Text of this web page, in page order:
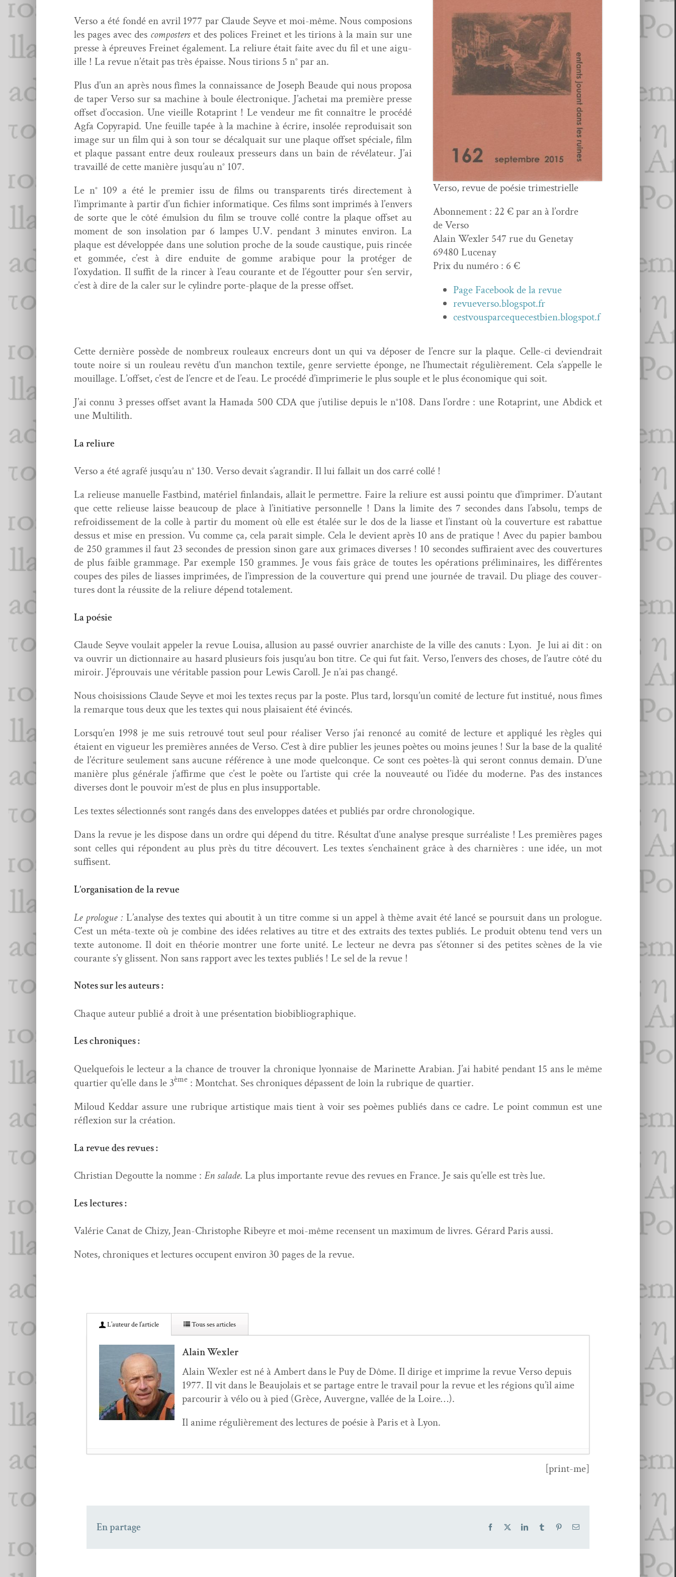
Ver­so a été fondé en avril 1977 par Claude Seyve et moi-même. Nous com­po­sions
les pages avec des com­posterset des polices Freinet et les tiri­ons à la main sur une
presse à épreuves Freinet égale­ment. La reli­ure était faite avec du fil et une aigu­
ille ! La revue n’était pas très épaisse. Nous tiri­ons 5 n° par an.
Plus d’un an après nous fîmes la con­nais­sance de Joseph Beaude qui nous pro­posa
de taper Ver­so sur sa machine à boule élec­tron­ique. J’achetai ma pre­mière presse
off­set d’occasion. Une vieille Rotaprint ! Le vendeur me fit con­naître le procédé
Agfa Copy­rapid. Une feuille tapée à la machine à écrire, insolée repro­dui­sait son
image sur un film qui à son tour se décalquait sur une plaque off­set spé­ciale, film
et plaque pas­sant entre deux rouleaux presseurs dans un bain de révéla­teur. J’ai
tra­vail­lé de cette manière jusqu’au n° 107.
Le n° 109 a été le pre­mier issu de films ou trans­par­ents tirés directe­ment à
l’imprimante à par­tir d’un fichi­er infor­ma­tique. Ces films sont imprimés à l’envers
de sorte que le côté émul­sion du film se trou­ve col­lé con­tre la plaque off­set au
moment de son inso­la­tion par 6 lam­pes U.V. pen­dant 3 min­utes env­i­ron. La
plaque est dévelop­pée dans une solu­tion proche de la soude caus­tique, puis rincée
et gom­mée, c’est à dire enduite de gomme ara­bique pour la pro­téger de
l’oxydation. Il suf­fit de la rin­cer à l’eau courante et de l’égoutter pour s’en servir,
c’est à dire de la caler sur le cylin­dre porte-plaque de la presse offset.
Ver­so, revue de poésie trimestrielle
Abon­nement : 22 € par an à l’or­dre
de Verso
Alain Wexler 547 rue du Genetay
69480 Lucenay
Prix du numéro : 6 €
Page Face­book de la revue
revueverso.blogspot.fr
cestvousparcequecestbien.blogspot.f
Cette dernière pos­sède de nom­breux rouleaux encreurs dont un qui va dépos­er de l’encre sur la plaque. Celle-ci deviendrait
toute noire si un rouleau revê­tu d’un man­chon tex­tile, genre servi­ette éponge, ne l’humectait régulière­ment. Cela s’appelle le
mouil­lage. L’offset, c’est de l’encre et de l’eau. Le procédé d’imprimerie le plus sou­ple et le plus économique qui soit.
J’ai con­nu 3 press­es off­set avant la Hama­da 500 CDA que j’utilise depuis le n°108. Dans l’ordre : une Rotaprint, une Abdick et
une Multilith.
La reliure
Ver­so a été agrafé jusqu’au n° 130. Ver­so devait s’agrandir. Il lui fal­lait un dos car­ré collé !
La relieuse manuelle Fast­bind, matériel fin­landais, allait le per­me­t­tre. Faire la reli­ure est aus­si pointu que d’imprimer. D’autant
que cette relieuse laisse beau­coup de place à l’initiative per­son­nelle ! Dans la lim­ite des 7 sec­on­des dans l’absolu, temps de
refroidisse­ment de la colle à par­tir du moment où elle est étalée sur le dos de la liasse et l’instant où la cou­ver­ture est rabattue
dessus et mise en pres­sion. Vu comme ça, cela paraît sim­ple. Cela le devient après 10 ans de pra­tique ! Avec du papi­er bam­bou
de 250 grammes il faut 23 sec­on­des de pres­sion sinon gare aux gri­maces divers­es ! 10 sec­on­des suf­fi­raient avec des cou­ver­tures
de plus faible gram­mage. Par exem­ple 150 grammes. Je vous fais grâce de toutes les opéra­tions prélim­i­naires, les dif­férentes
coupes des piles de liasses imprimées, de l’impression de la cou­ver­ture qui prend une journée de tra­vail. Du pliage des cou­ver­
tures dont la réus­site de la reli­ure dépend totalement.
La poésie
Claude Seyve voulait appel­er la revue Louisa, allu­sion au passé ouvri­er anar­chiste de la ville des canuts : Lyon. Je lui ai dit : on
va ouvrir un dic­tio­n­naire au hasard plusieurs fois jusqu’au bon titre. Ce qui fut fait. Ver­so, l’envers des choses, de l’autre côté du
miroir. J’éprouvais une véri­ta­ble pas­sion pour Lewis Car­oll. Je n’ai pas changé.
Nous choi­sis­sions Claude Seyve et moi les textes reçus par la poste. Plus tard, lorsqu’un comité de lec­ture fut insti­tué, nous fîmes
la remar­que tous deux que les textes qui nous plai­saient été évincés.
Lorsqu’en 1998 je me suis retrou­vé tout seul pour réalis­er Ver­so j’ai renon­cé au comité de lec­ture et appliqué les règles qui
étaient en vigueur les pre­mières années de Ver­so. C’est à dire pub­li­er les jeunes poètes ou moins jeunes ! Sur la base de la qual­ité
de l’écriture seule­ment sans aucune référence à une mode quel­conque. Ce sont ces poètes-là qui seront con­nus demain. D’une
manière plus générale j’affirme que c’est le poète ou l’artiste qui crée la nou­veauté ou l’idée du mod­erne. Pas des instances
divers­es dont le pou­voir m’est de plus en plus insupportable.
Les textes sélec­tion­nés sont rangés dans des enveloppes datées et pub­liés par ordre chronologique.
Dans la revue je les dis­pose dans un ordre qui dépend du titre. Résul­tat d’une analyse presque sur­réal­iste ! Les pre­mières pages
sont celles qui répon­dent au plus près du titre décou­vert. Les textes s’enchaînent grâce à des charnières : une idée, un mot
suffisent.
L’organisation de la revue
Le pro­logue : L’analyse des textes qui aboutit à un titre comme si un appel à thème avait été lancé se pour­suit dans un pro­logue.
C’est un méta-texte où je com­bine des idées rel­a­tives au titre et des extraits des textes pub­liés. Le pro­duit obtenu tend vers un
texte autonome. Il doit en théorie mon­tr­er une forte unité. Le lecteur ne devra pas s’étonner si des petites scènes de la vie
courante s’y glis­sent. Non sans rap­port avec les textes pub­liés ! Le sel de la revue !
Notes sur les auteurs :
Chaque auteur pub­lié a droit à une présen­ta­tion biobibliographique.
Les chroniques :
Quelque­fois le lecteur a la chance de trou­ver la chronique lyon­naise de Marinette Ara­bi­an. J’ai habité pen­dant 15 ans le même
quarti­er qu’elle dans le 3ème : Montchat. Ses chroniques dépassent de loin la rubrique de quartier.
Miloud Ked­dar assure une rubrique artis­tique mais tient à voir ses poèmes pub­liés dans ce cadre. Le point com­mun est une
réflex­ion sur la création.
La revue des revues :
Chris­t­ian Degoutte la nomme : En salade. La plus impor­tante revue des revues en France. Je sais qu’elle est très lue.
Les lectures :
Valérie Canat de Chizy, Jean-Christophe Ribeyre et moi-même recensent un max­i­mum de livres. Gérard Paris aussi.
Notes, chroniques et lec­tures occu­pent env­i­ron 30 pages de la revue.
L’au­teur de l’article Tous ses articles
Alain Wexler
Alain Wexler est né à Ambert dans le Puy de Dôme. Il dirige et imprime la revue Ver­so depuis
1977. Il vit dans le Beau­jo­lais et se partage entre le tra­vail pour la revue et les régions qu’il aime
par­courir à vélo ou à pied (Grèce, Auvergne, val­lée de la Loire…).
Il ani­me régulière­ment des lec­tures de poésie à Paris et à Lyon.
[print-me]
En partage Facebook LinkedInTumblr PinterestEmail